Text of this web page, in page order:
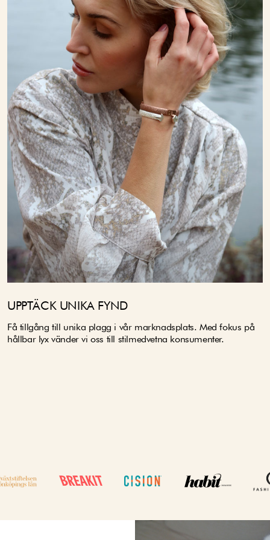
UPPTÄCK UNIKA FYND
Få tillgång till unika plagg i vår marknadsplats. Med fokus på
hållbar lyx vänder vi oss till stilmedvetna konsumenter.